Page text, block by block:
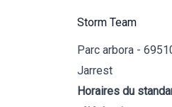
Storm Team
Parc arbora -
Jarrest
Horaires du